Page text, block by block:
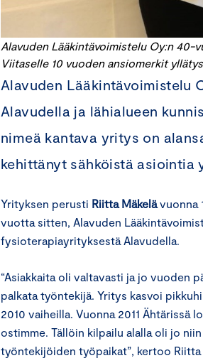
Alavuden Lääkintävoimistelu Oy:n 40-
Viitaselle 10 vuoden ansiomerkit
Alavuden Lääkintävoimistelu
Alavudella ja lähialueen
nimeä kantava yritys on
kehittänyt sähköistä asiointia
Yrityksen perusti Riitta Mäkelävuonna
vuotta sitten, Alavuden
fysioterapiayrityksestä Alavudella.
“Asiakkaita oli valtavasti ja jo vuoden
palkata työntekijä. Yritys kasvoi
2010 vaiheilla. Vuonna 2011
ostimme. Tällöin kilpailu alalla oli jo
työntekijöiden työpaikat”, kertoo